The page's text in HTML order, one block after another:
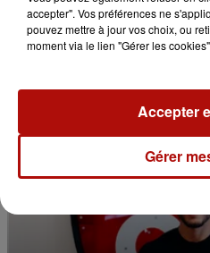
accepter". Vos préférences ne
pouvez mettre à jour vos choix, ou
moment via le lien "Gérer les
Gérer
Accepter